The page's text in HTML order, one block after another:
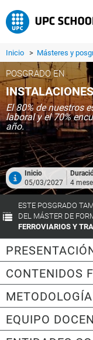
Inicio > Másteres y
POSGRADO EN
El 80% de nuestros
laboral y el 70%
año.
Inicio
05/03/2027
4
ESTE POSGRADO
DEL MÁSTER DE
FERROVIARIOS Y
CONTENIDOS
EQUIPO